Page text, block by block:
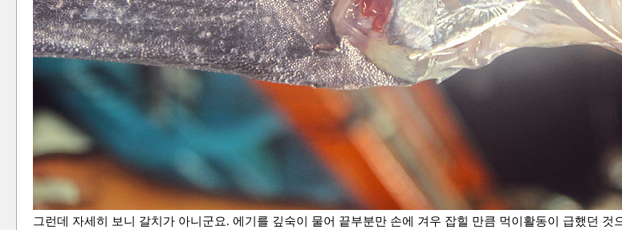
그런데 자세히 보니 갈치가 아니군요. 에기를 깊숙이 물어 끝부분만 손에 겨우 잡힐 만큼 먹이활동이 급했던 것